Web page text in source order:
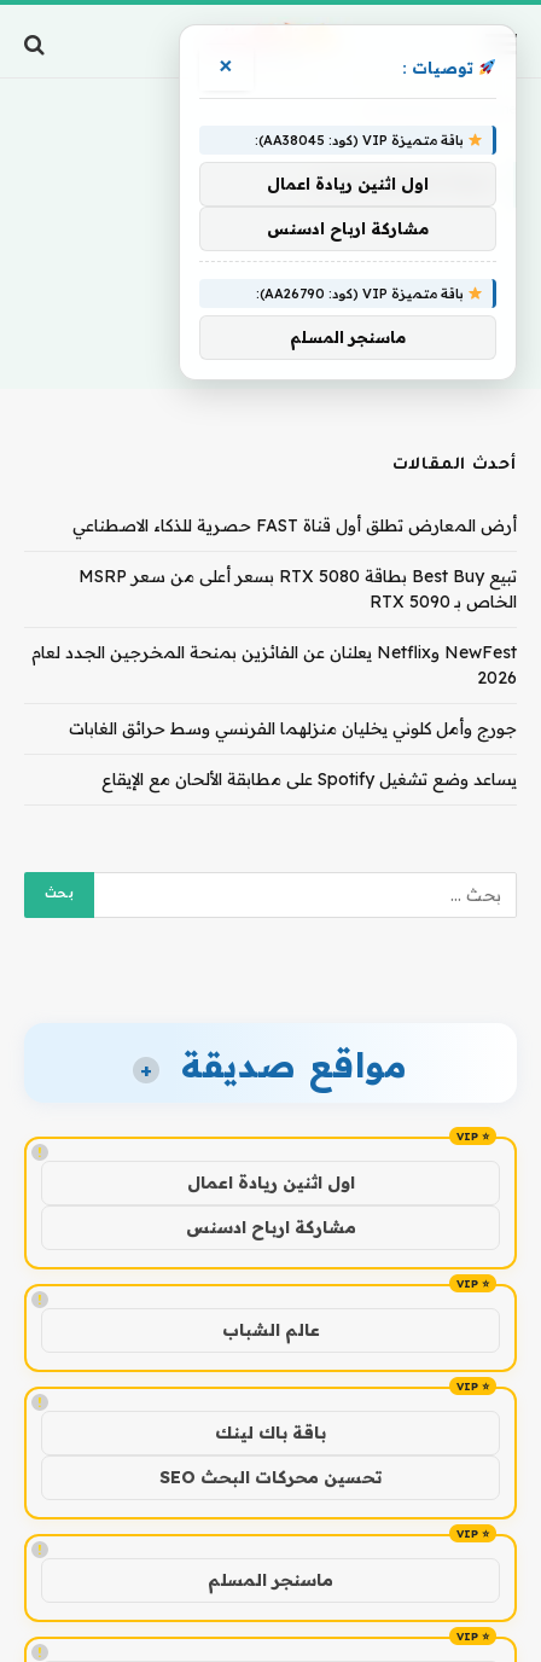
سولانكيوتوتنهام
أحدث المقالات
أرض المعارض تطلق أول قناة FAST حصرية للذكاء الاصطناعي
تبيع Best Buy بطاقة RTX 5080 بسعر أعلى من سعر MSRP
الخاص بـ RTX 5090
NewFest وNetflix يعلنان عن الفائزين بمنحة المخرجين الجدد لعام
2026
جورج وأمل كلوني يخليان منزلهما الفرنسي وسط حرائق الغابات
يساعد وضع تشغيل Spotify على مطابقة الألحان مع الإيقاع
مواقع صديقة +
!
اول اثنين ريادة اعمال
مشاركة ارباح ادسنس
!
عالم الشباب
!
باقة باك لينك
تحسين محركات البحث SEO
!
ماسنجر المسلم
!
توصيات : ×
باقة متميزة VIP (كود: AA38045):
اول اثنين ريادة اعمال
مشاركة ارباح ادسنس
باقة متميزة VIP (كود: AA26790):
ماسنجر المسلم